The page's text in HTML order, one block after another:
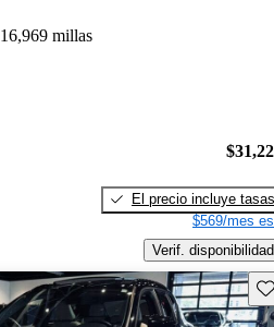
16,969 millas
El precio incluye tasas
$569/mes
Verif. disponibilidad